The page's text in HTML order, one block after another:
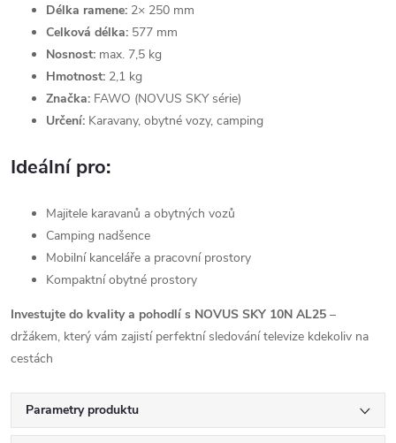
Délka ramene: 2× 250 mm
Celková délka: 577 mm
Nosnost: max. 7,5 kg
Hmotnost: 2,1 kg
Značka: FAWO (NOVUS SKY série)
Určení: Karavany, obytné vozy, camping
Ideální pro:
Majitele karavanů a obytných vozů
Camping nadšence
Mobilní kanceláře a pracovní prostory
Kompaktní obytné prostory
Investujte do kvality a pohodlí s NOVUS SKY 10N AL25 –
držákem, který vám zajistí perfektní sledování televize kdekoliv na
cestách
Parametry produktu